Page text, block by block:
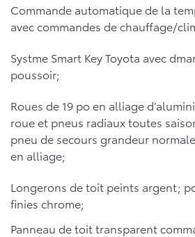
Commande automatique de la
avec commandes de chauffage/
Systme Smart Key Toyota avec
poussoir;
Roues de 19 po en alliage
roue et pneus radiaux toutes
pneu de secours grandeur
en alliage;
Longerons de toit peints argent;
finies chrome;
Panneau de toit transparent